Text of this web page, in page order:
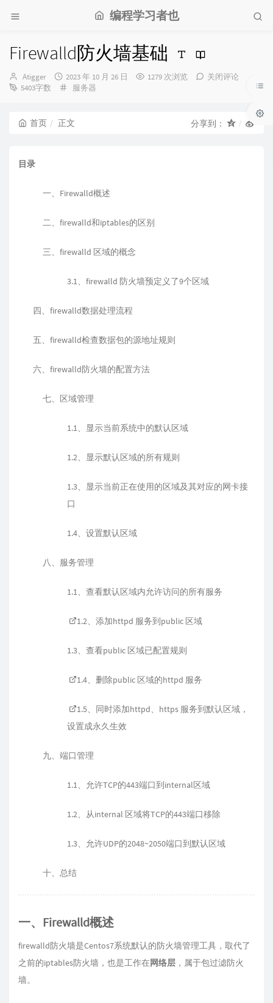
编程学习者也
Firewalld防火墙基础
博
主：
Atigger
发
布
2023 年 10 月 26 日 1279 次浏览
关闭评论
5403字数
分
服务器
首页 正文 分享到：
目录
一、Firewalld概述
二、firewalld和iptables的区别
三、firewalld 区域的概念
3.1、firewalld 防火墙预定义了9个区域
四、firewalld数据处理流程
五、firewalld检查数据包的源地址规则
六、firewalld防火墙的配置方法
七、区域管理
1.1、显示当前系统中的默认区域
1.2、显示默认区域的所有规则
1.3、显示当前正在使用的区域及其对应的网卡接
口
1.4、设置默认区域
八、服务管理
1.1、查看默认区域内允许访问的所有服务
1.2、添加httpd 服务到public 区域
1.3、查看public 区域已配置规则
1.4、删除public 区域的httpd 服务
1.5、同时添加httpd、https 服务到默认区域，
设置成永久生效
九、端口管理
1.1、允许TCP的443端口到internal区域
1.2、从internal 区域将TCP的443端口移除
1.3、允许UDP的2048~2050端口到默认区域
十、总结
一、Firewalld概述
firewalld防火墙是Centos7系统默认的防火墙管理工具，取代了
之前的iptables防火墙，也是工作在网络层 ，属于包过滤防火
墙。